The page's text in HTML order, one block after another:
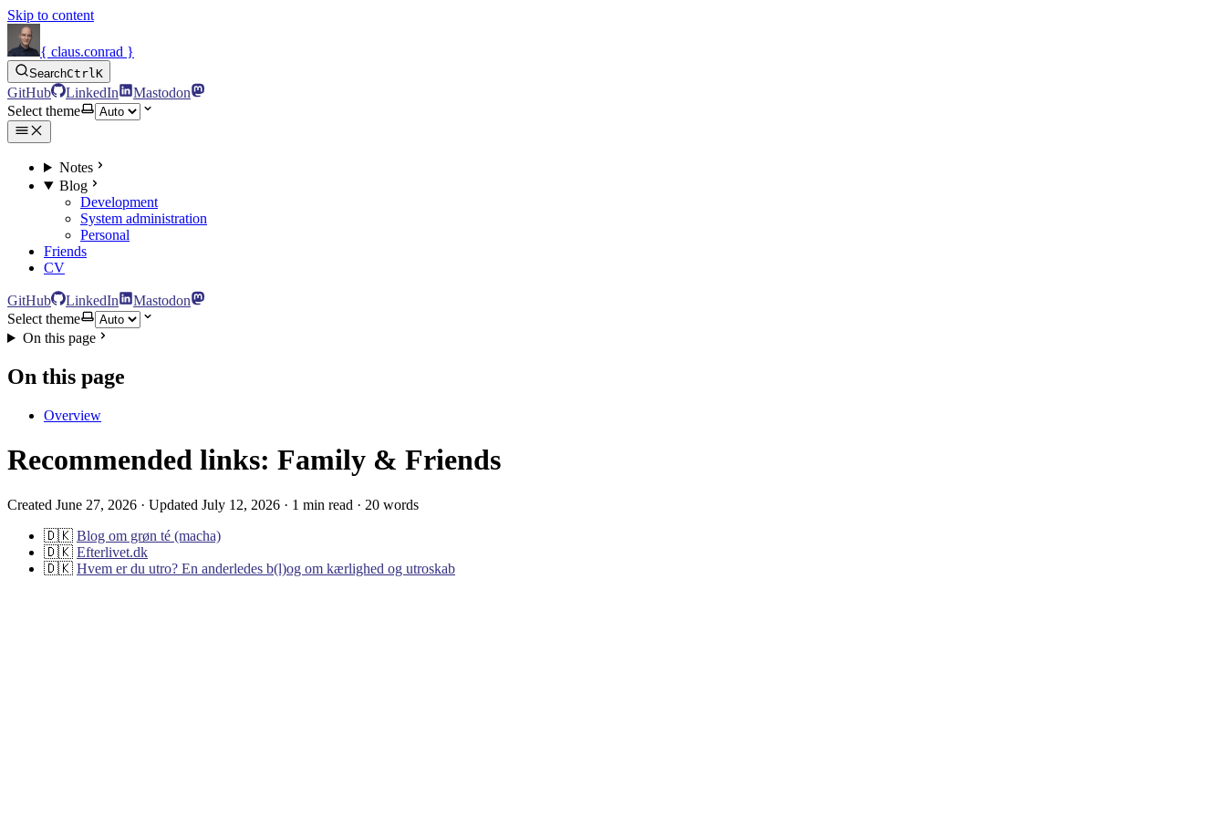
Skip to content
{ claus.conrad }
SearchCtrlK
GitHub LinkedIn
Mastodon
Select theme
Notes
Blog
Development
System administration
Personal
Friends
CV
GitHub LinkedIn
Mastodon
Select theme
On this page
On this page
Overview
Recommended links: Family & Friends
Created June 27, 2026 · Updated July 12, 2026 · 1 min read · 20 words
🇩🇰 Blog om grøn té (macha)
🇩🇰 Efterlivet.dk
🇩🇰 Hvem er du utro? En anderledes b(l)og om kærlighed og utroskab